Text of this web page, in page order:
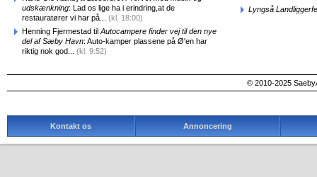
udskænkning: Lad os lige ha i erindring,at de
restauratører vi har på... (kl. 18:00)
Henning Fjermestad til Autocampere finder vej til den nye
del af Sæby Havn: Auto-kamper plassene på Ø'en har
riktig nok god... (kl. 9:52)
Lyngså
© 2010-2025
Kontakt os Annoncering